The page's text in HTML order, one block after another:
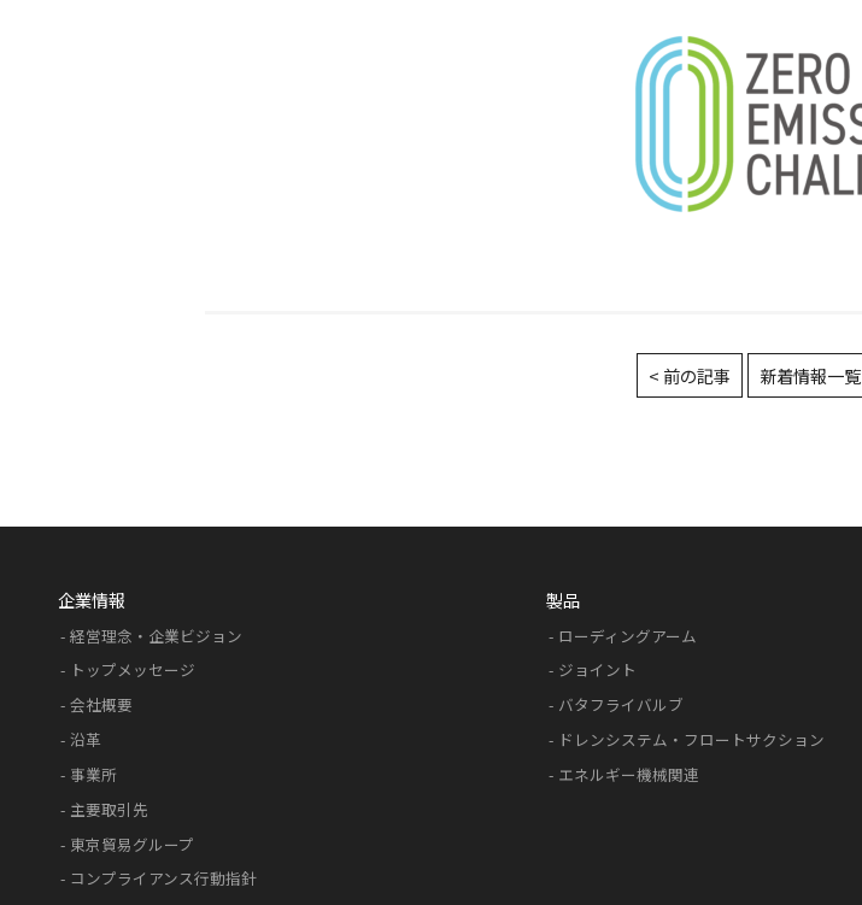
< 前の記事 新着情報一覧
企業情報
経営理念・企業ビジョン
トップメッセージ
会社概要
沿革
事業所
主要取引先
東京貿易グループ
コンプライアンス行動指針
製品
ローディングアーム
ジョイント
バタフライバルブ
ドレンシステム・ フロートサクション
エネルギー機械関連